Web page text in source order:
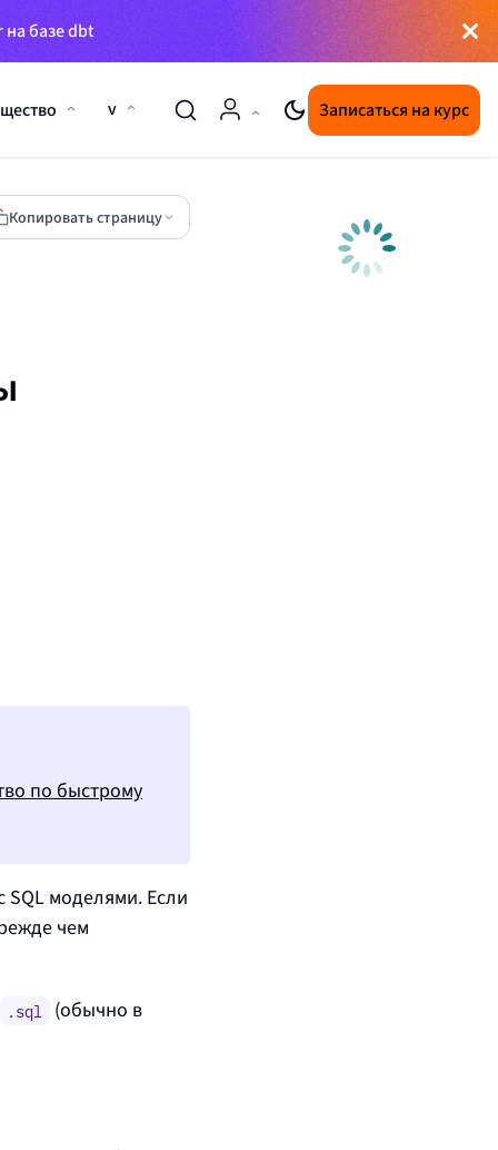
на базе dbt
Записаться на курс
v
Копировать страницу
по быстрому
моделями. Если
чем
.sql
(обычно в